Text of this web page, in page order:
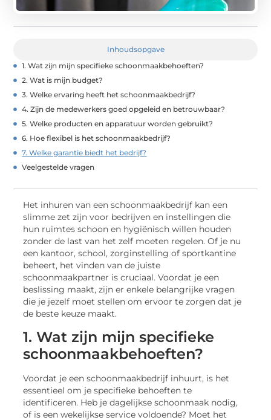
Inhoudsopgave
1. Wat zijn mijn specifieke schoonmaakbehoeften?
2. Wat is mijn budget?
3. Welke ervaring heeft het schoonmaakbedrijf?
4. Zijn de medewerkers goed opgeleid en betrouwbaar?
5. Welke producten en apparatuur worden gebruikt?
6. Hoe flexibel is het schoonmaakbedrijf?
7. Welke garantie biedt het bedrijf?
Veelgestelde vragen
Het inhuren van een schoonmaakbedrijf kan een
slimme zet zijn voor bedrijven en instellingen die
hun ruimtes schoon en hygiënisch willen houden
zonder de last van het zelf moeten regelen. Of je nu
een kantoor, school, zorginstelling of sportkantine
beheert, het vinden van de juiste
schoonmaakpartner is cruciaal. Voordat je een
beslissing maakt, zijn er enkele belangrijke vragen
die je jezelf moet stellen om ervoor te zorgen dat je
de beste keuze maakt.
1. Wat zijn mijn specifieke
schoonmaakbehoeften?
Voordat je een schoonmaakbedrijf inhuurt, is het
essentieel om je specifieke behoeften te
identificeren. Heb je dagelijkse schoonmaak nodig,
of is een wekelijkse service voldoende? Moet het